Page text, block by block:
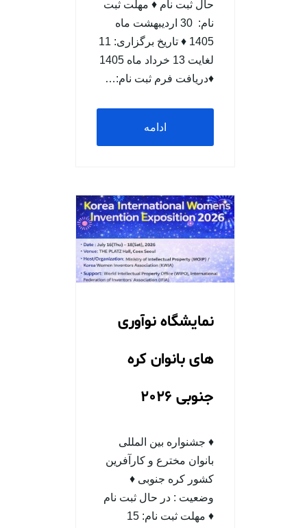
حال ثبت نام ♦ مهلت ثبت
نام: 30 اردیبهشت ماه
1405 ♦ تاریخ برگزاری: 11
لغایت 13 خرداد ماه 1405
♦دریافت فرم ثبت نام:…
ادامه
نمایشگاه نوآوری
های بانوان کره
جنوبی 2026
♦ جشنواره بین المللی
بانوان مخترع و کارآفرین
کشور کره جنوبی ♦
وضعيت : در حال ثبت نام
♦ مهلت ثبت نام: 15